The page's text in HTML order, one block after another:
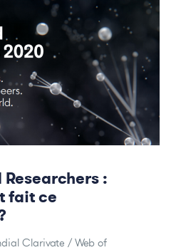
:
fait ce
Clarivate / Web of